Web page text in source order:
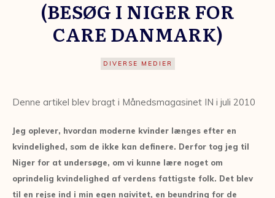
(BESØG I NIGER FOR
CARE DANMARK)
DIVERSE MEDIER
Denne artikel blev bragt i Månedsmagasinet IN i juli 2010
Jeg oplever, hvordan moderne kvinder længes efter en
kvindelighed, som de ikke kan definere. Derfor tog jeg til
Niger for at undersøge, om vi kunne lære noget om
oprindelig kvindelighed af verdens fattigste folk. Det blev
til en rejse ind i min egen naivitet, en beundring for de